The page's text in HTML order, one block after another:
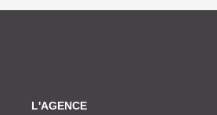
L'AGENCE